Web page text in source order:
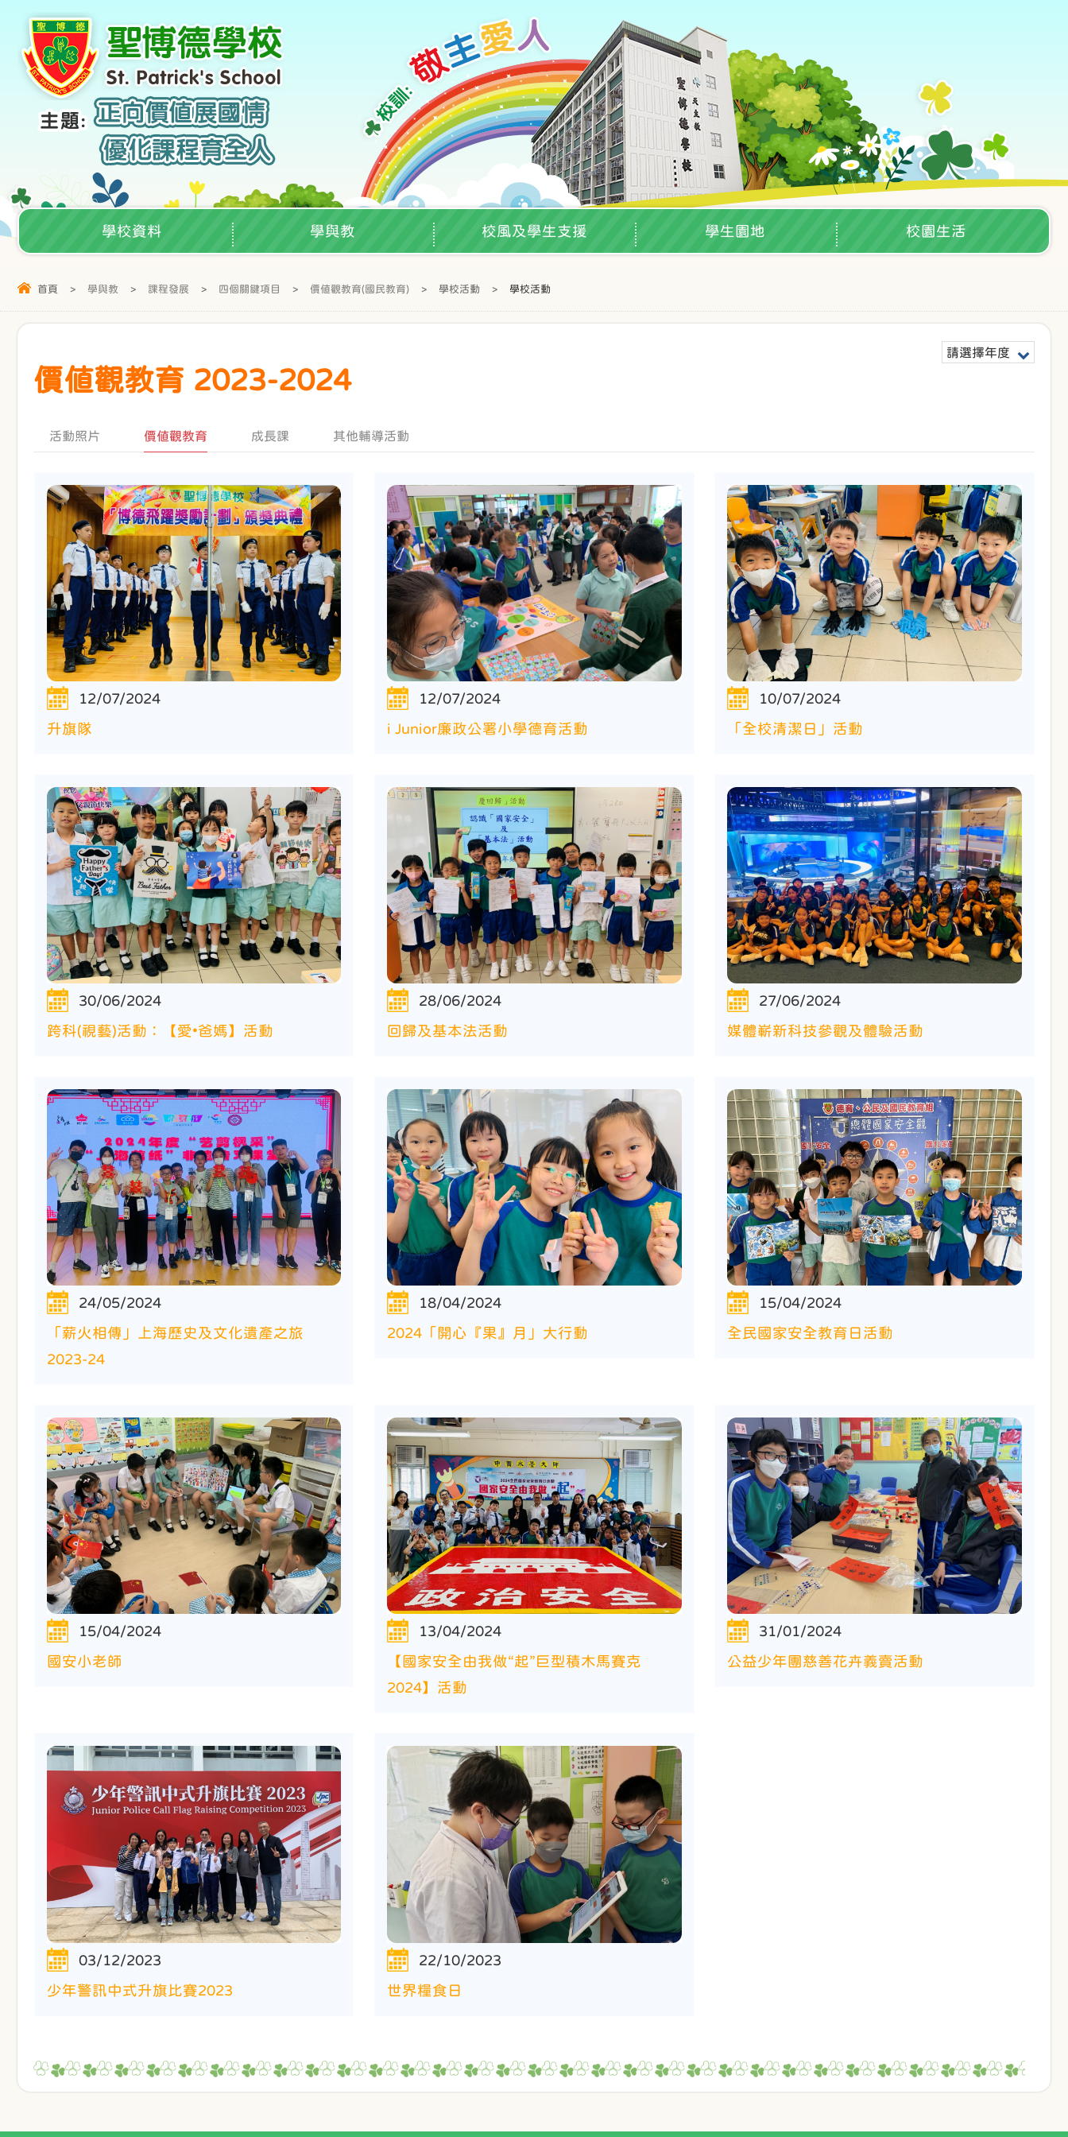
學校資料 學與教 校風及學生支援 學生園地 校園生活
首頁 > 學與教 > 課程發展 > 四個關鍵項目 > 價值觀教育(國民教育) > 學校活動 > 學校活動
價值觀教育 2023-2024
請選擇年度
活動照片 價值觀教育 成長課 其他輔導活動
12/07/2024
升旗隊
12/07/2024
i Junior廉政公署小學德育活動
10/07/2024
「全校清潔日」活動
30/06/2024
跨科(視藝)活動：【愛•爸媽】活動
28/06/2024
回歸及基本法活動
27/06/2024
媒體嶄新科技參觀及體驗活動
24/05/2024
「薪火相傳」上海歷史及文化遺產之旅
2023-24
18/04/2024
2024「開心『果』月」大行動
15/04/2024
全民國家安全教育日活動
15/04/2024
國安小老師
13/04/2024
【國家安全由我做“起”巨型積木馬賽克
2024】活動
31/01/2024
公益少年團慈善花卉義賣活動
03/12/2023
少年警訊中式升旗比賽2023
22/10/2023
世界糧食日